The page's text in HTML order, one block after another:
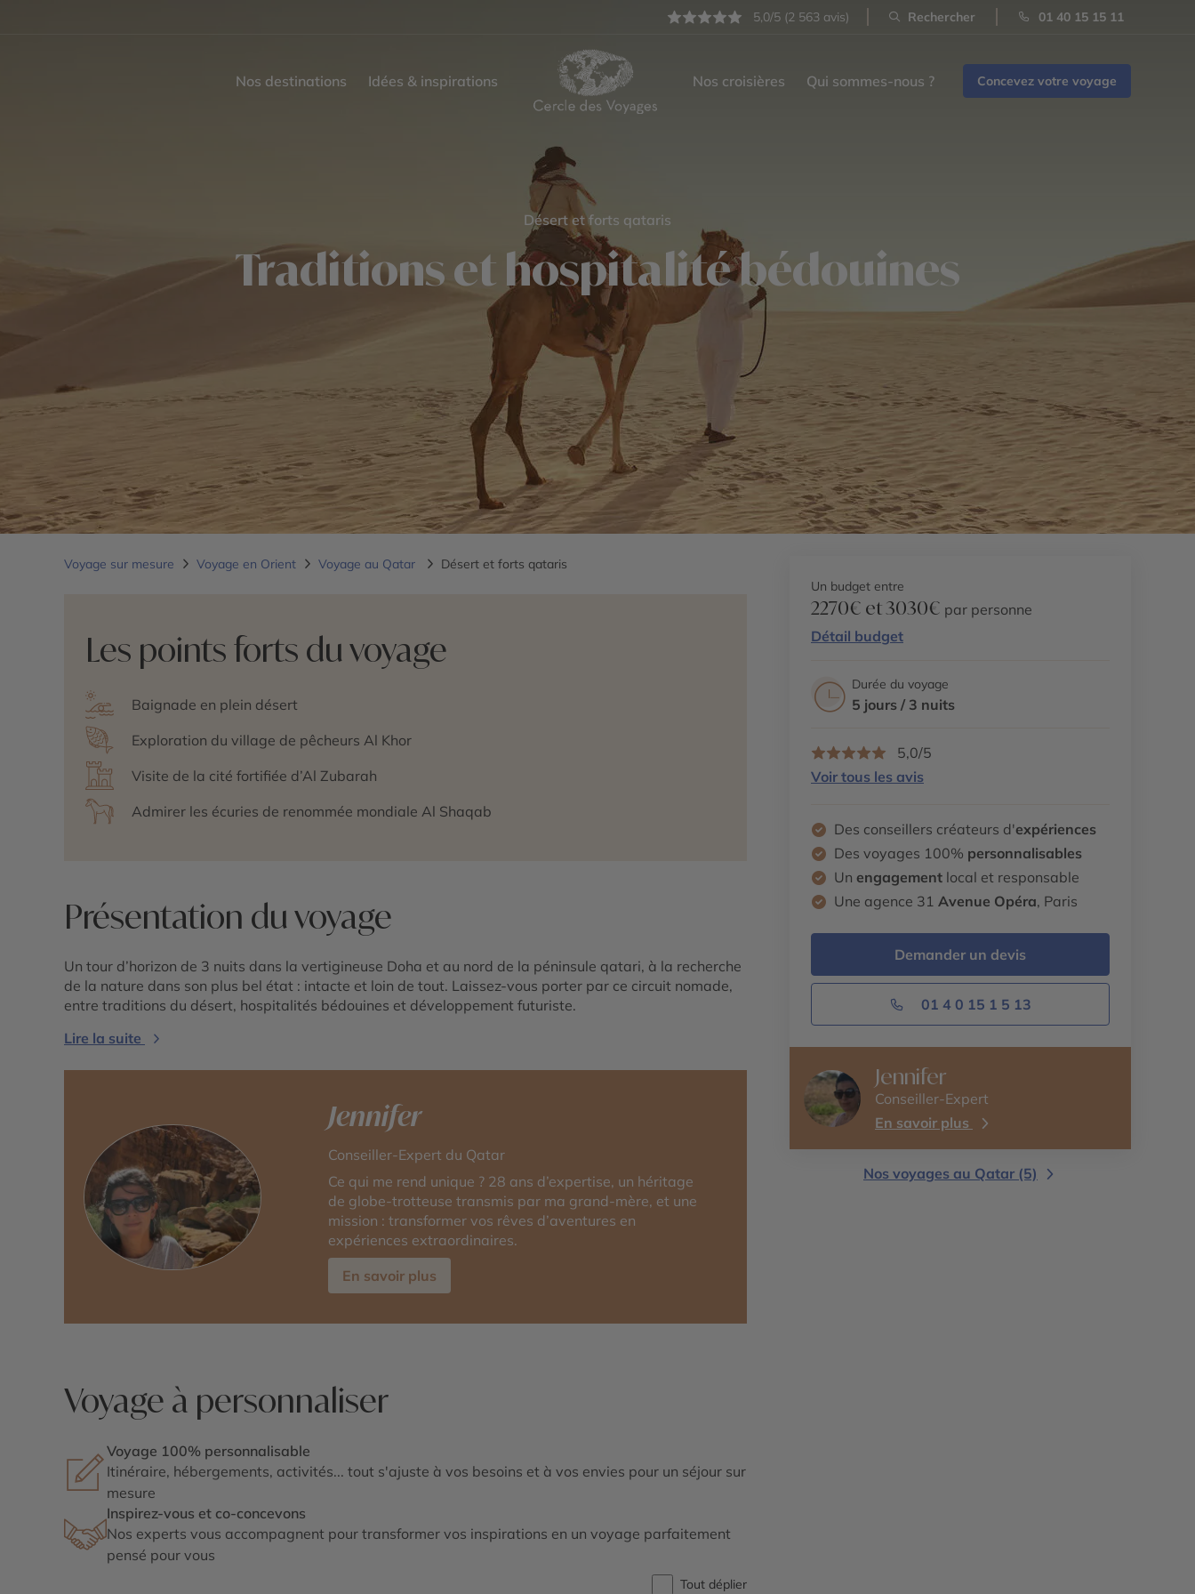
5,0/5 (2 563 avis) Rechercher 01 40 15 15 11
Nos destinations Idées & inspirations Nos croisières Qui sommes-nous ? Concevez votre voyage
Désert et forts qataris
Traditions et hospitalité bédouines
Voyage sur mesure Voyage en Orient Voyage au Qatar Désert et forts qataris
Les points forts du voyage
Baignade en plein désert
Exploration du village de pêcheurs Al Khor
Visite de la cité fortifiée d’Al Zubarah
Admirer les écuries de renommée mondiale Al Shaqab
Présentation du voyage
Un tour d’horizon de 3 nuits dans la vertigineuse Doha et au nord de la péninsule qatari, à la recherche
de la nature dans son plus bel état : intacte et loin de tout. Laissez-vous porter par ce circuit nomade,
entre traditions du désert, hospitalités bédouines et développement futuriste.
Lire la suite
Jennifer
Conseiller-Expert du Qatar
Ce qui me rend unique ? 28 ans d’expertise, un héritage
de globe-trotteuse transmis par ma grand-mère, et une
mission : transformer vos rêves d’aventures en
expériences extraordinaires.
En savoir plus
Voyage à personnaliser
Voyage 100% personnalisable
Itinéraire, hébergements, activités... tout s'ajuste à vos besoins et à vos envies pour un séjour sur
mesure
Inspirez-vous et co-concevons
Nos experts vous accompagnent pour transformer vos inspirations en un voyage parfaitement
pensé pour vous
Tout déplier
Un budget entre
2270€ et 3030€ par personne
Détail budget
Durée du voyage
5 jours / 3 nuits
5,0/5
Voir tous les avis
Des conseillers créateurs d'expériences
Des voyages 100% personnalisables
Un engagement local et responsable
Une agence 31 Avenue Opéra, Paris
Demander un devis
01 4 0 15 1 5 13
Jennifer
Conseiller-Expert
En savoir plus
Nos voyages au Qatar (5)